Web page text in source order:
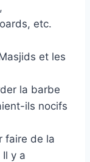
etc.
et les
la barbe
ils nocifs
faire de la
y a